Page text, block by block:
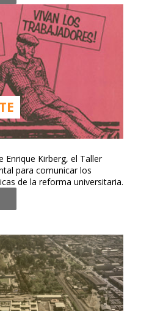
Enrique Kirberg, el Taller
para comunicar los
de la reforma universitaria.